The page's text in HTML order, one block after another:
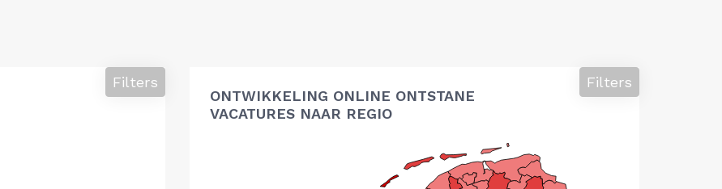
Filters
ONTWIKKELING ONLINE ONTSTANE
VACATURES NAAR REGIO
Filters